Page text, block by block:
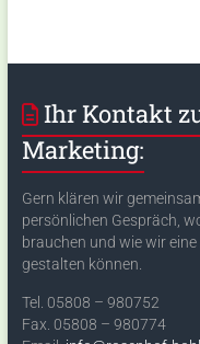
Ihr Kontakt
Marketing:
Gern klären wir
persönlichen Gespräch,
brauchen und wie wir
gestalten können.
Tel. 05808 – 980752
Fax. 05808 – 980774